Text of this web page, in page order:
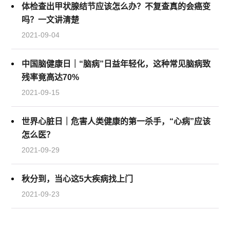
体检查出甲状腺结节应该怎么办？不复查真的会癌变
吗？一文讲清楚
2021-09-04
中国脑健康日｜“脑病”日益年轻化，这种常见脑病致
残率竟高达70%
2021-09-15
世界心脏日｜危害人类健康的第一杀手，“心病”应该
怎么医？
2021-09-29
秋分到，当心这5大疾病找上门
2021-09-23